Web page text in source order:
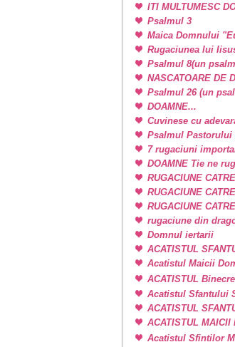
ITI MULTUMESC
Psalmul 3
Maica Domnului
Rugaciunea lui
Psalmul 8(un
NASCATOARE DE
Psalmul 26 (un
DOAMNE...
Cuvinese cu
Psalmul
7 rugaciuni
DOAMNE Tie ne
RUGACIUNE
RUGACIUNE
RUGACIUNE
rugaciune din
Domnul iertarii
ACATISTUL
Acatistul Maicii
ACATISTUL
Acatistul Sfantului
ACATISTUL
ACATISTUL MAICII
Acatistul Sfintilor